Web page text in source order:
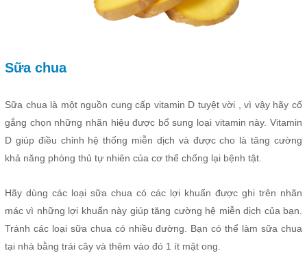
Sữa chua
Sữa chua là một nguồn cung cấp vitamin D tuyệt vời , vì vậy hãy cố
gắng chọn những nhãn hiệu được bổ sung loại vitamin này. Vitamin
D giúp điều chỉnh hệ thống miễn dịch và được cho là tăng cường
khả năng phòng thủ tự nhiên của cơ thể chống lại bệnh tật.
Hãy dùng các loại sữa chua có các lợi khuẩn được ghi trên nhãn
mác vì những lợi khuẩn này giúp tăng cường hệ miễn dịch của bạn.
Tránh các loại sữa chua có nhiều đường. Bạn có thể làm sữa chua
tại nhà bằng trái cây và thêm vào đó 1 ít mật ong.